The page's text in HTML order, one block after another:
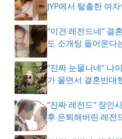
JYP에서 탈출한 여
“이건 레전드네” 결
도 소개팅 들어온다
“진짜 눈물나네” 나
가 울면서 결혼반대
“진짜 레전드” 장인
후 은퇴해버린 레전